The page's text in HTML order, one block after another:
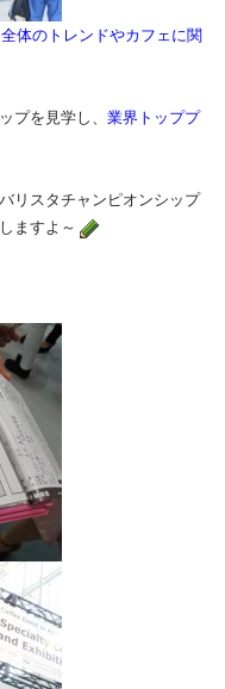
体のトレンドやカフェに関
プを見学し、業界トッププ
リスタチャンピオンシップ
ますよ～